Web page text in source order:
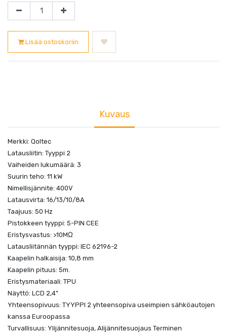
Lisää ostoskoriin
Kuvaus
Merkki: Qoltec
Latausliitin: Tyyppi 2
Vaiheiden lukumäärä: 3
Suurin teho: 11 kW
Nimellisjännite: 400V
Latausvirta: 16/13/10/8A
Taajuus: 50 Hz
Pistokkeen tyyppi: 5-PIN CEE
Eristysvastus: >10MΩ
Latausliitännän tyyppi: IEC 62196-2
Kaapelin halkaisija: 10,8 mm
Kaapelin pituus: 5m.
Eristysmateriaali: TPU
Näyttö: LCD 2,4"
Yhteensopivuus: TYYPPI 2 yhteensopiva useimpien sähköautojen
kanssa Euroopassa
Turvallisuus: Ylijännitesuoja, Alijännitesuojaus Terminen